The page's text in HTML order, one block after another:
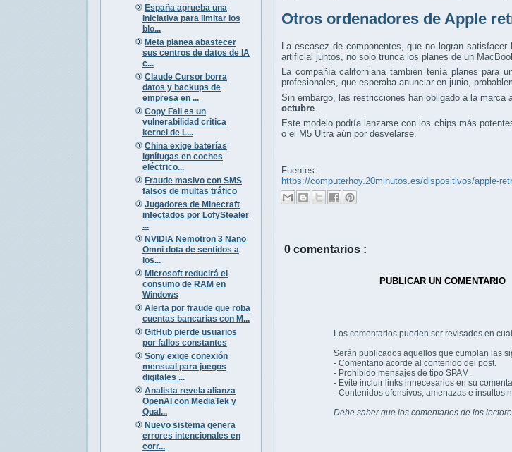
España aprueba una
iniciativa para limitar los
blo...
Meta planea abastecer
sus centros de datos de IA
c...
Claude Cursor borra
datos y backups de
empresa en ...
Copy Fail es un
vulnerabilidad critica
kernel de L...
China exige baterías
ignífugas en coches
eléctrico...
Fraude masivo con SMS
falsos de multas tráfico
Jugadores de Minecraft
infectados por LofyStealer
...
NVIDIA Nemotron 3 Nano
Omni dota de sentidos a
los...
Microsoft reducirá el
consumo de RAM en
Windows
Alerta por fraude que roba
cuentas bancarias con M...
GitHub pierde usuarios
por fallos constantes
Sony exige conexión
mensual para juegos
digitales ...
Analista revela alianza
OpenAI con MediaTek y
Qual...
Nuevo sistema genera
errores intencionales en
corr...
Otros ordenadores de Apple
La escasez de componentes, que no logran
artificial juntos, no solo trunca los planes de un
La compañía californiana también tenía planes para
profesionales, que esperaba anunciar en junio,
Sin embargo, las restricciones han obligado a la marca
octubre
Este modelo podría lanzarse con los chips más
o el M5 Ultra aún por desvelarse.
Fuentes:
https://computerhoy.20minutos.es/dispositivos/apple-
0 comentarios :
PUBLICAR UN COMENTARIO
Los comentarios pueden ser revisados en
Serán publicados aquellos que cumplan las
- Comentario acorde al contenido del post.
- Prohibido mensajes de tipo SPAM.
- Evite incluir links innecesarios en su
- Contenidos ofensivos, amenazas e insultos
Debe saber que los comentarios de los